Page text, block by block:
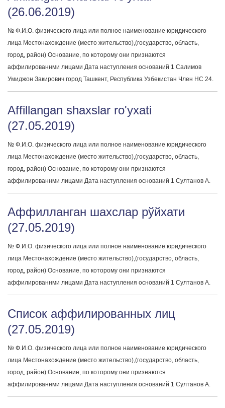
(26.06.2019)
№ Ф.И.О. физического лица или полное наименование юридического
лица Местонахождение (место жительство),(государство, область,
город, район) Основание, по которому они признаются
аффилированнми лицами Дата наступления оснований 1 Салимов
Умиджон Закирович город Ташкент, Республика Узбекистан Член НС 24.
Affillangan shaxslar ro'yxati
(27.05.2019)
№ Ф.И.О. физического лица или полное наименование юридического
лица Местонахождение (место жительство),(государство, область,
город, район) Основание, по которому они признаются
аффилированнми лицами Дата наступления оснований 1 Султанов А.
Аффилланган шахслар рўйхати
(27.05.2019)
№ Ф.И.О. физического лица или полное наименование юридического
лица Местонахождение (место жительство),(государство, область,
город, район) Основание, по которому они признаются
аффилированнми лицами Дата наступления оснований 1 Султанов А.
Список аффилированных лиц
(27.05.2019)
№ Ф.И.О. физического лица или полное наименование юридического
лица Местонахождение (место жительство),(государство, область,
город, район) Основание, по которому они признаются
аффилированнми лицами Дата наступления оснований 1 Султанов А.